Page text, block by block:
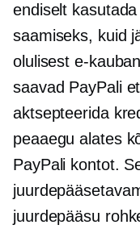
endiselt
saamiseks, kuid
olulisest e-
saavad PayPali
aktsepteerida
peaaegu alates
PayPali kontot.
juurdepääsu